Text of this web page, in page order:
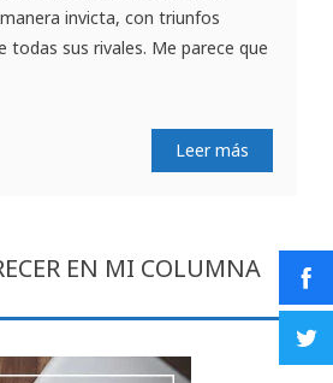
invicta, con triunfos
todas sus rivales. Me parece que
Leer más
EN MI COLUMNA